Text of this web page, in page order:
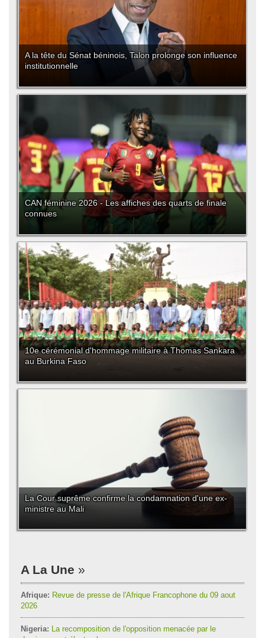
A la tête du Sénat béninois, Talon prolonge son influence
institutionnelle
CAN féminine 2026 - Les affiches des quarts de finale
connues
10e cérémonial d'hommage militaire à Thomas Sankara
au Burkina Faso
La Cour suprême confirme la condamnation d'une ex-
ministre au Mali
A La Une
Afrique: Revue de presse de l'Afrique Francophone du 09 aout
2026
Nigeria: La recomposition de l'opposition menacée par le